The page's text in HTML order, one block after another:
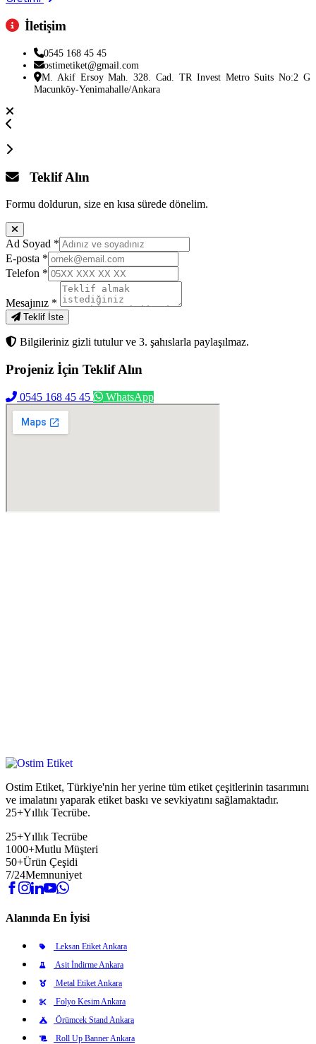
İletişim
0545 168 45 45
ostimetiket@gmail.com
M. Akif Ersoy Mah. 328. Cad. TR Invest Metro Suits No:2 G
Macunköy-Yenimahalle/Ankara
Teklif Alın
Formu doldurun, size en kısa sürede dönelim.
Ad Soyad *
E-posta *
Telefon *
Mesajınız *
Teklif İste
Bilgileriniz gizli tutulur ve 3. şahıslarla paylaşılmaz.
Projeniz İçin Teklif Alın
0545 168 45 45 WhatsApp
Ostim Etiket, Türkiye'nin her yerine tüm etiket çeşitlerinin tasarımını
ve imalatını yaparak etiket baskı ve sevkiyatını sağlamaktadır.
25+Yıllık Tecrübe.
25+Yıllık Tecrübe
1000+Mutlu Müşteri
50+Ürün Çeşidi
7/24Memnuniyet
Alanında En İyisi
Leksan Etiket Ankara
Asit İndirme Ankara
Metal Etiket Ankara
Folyo Kesim Ankara
Örümcek Stand Ankara
Roll Up Banner Ankara